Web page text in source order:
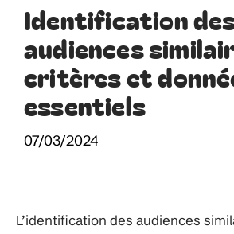
Identification
audiences
critères et
essentiels
07/03/2024
L’identification des audiences